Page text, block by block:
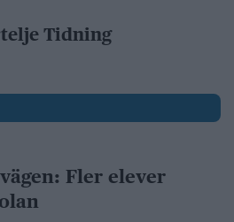
Tidning
Fler elever